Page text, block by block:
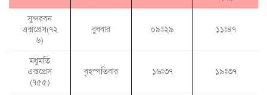
সুন্দরবন
এক্সপ্রেস(৭২
৬)
বুধবার ০৯ঃ২৯ ১১ঃ৪৭
মধুমতি
এক্সপ্রেস
(৭৫৫)
বৃহস্পতিবার ১৬ঃ৩৭ ১৯ঃ৩৭